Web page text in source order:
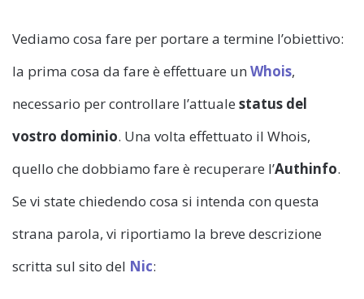
Vediamo cosa fare per portare a termine l’obiettivo:
la prima cosa da fare è effettuare un Whois,
necessario per controllare l’attuale status del
vostro dominio. Una volta effettuato il Whois,
quello che dobbiamo fare è recuperare l’Authinfo.
Se vi state chiedendo cosa si intenda con questa
strana parola, vi riportiamo la breve descrizione
scritta sul sito del Nic: